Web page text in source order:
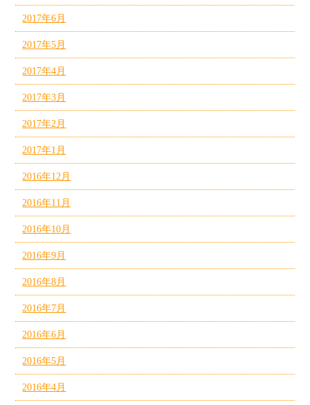
2017年6月
2017年5月
2017年4月
2017年3月
2017年2月
2017年1月
2016年12月
2016年11月
2016年10月
2016年9月
2016年8月
2016年7月
2016年6月
2016年5月
2016年4月